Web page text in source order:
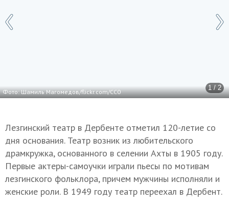
1 / 2
Фото: Шамиль Магомедов/flickr.com/CC0
Лезгинский театр в Дербенте отметил 120-летие со
дня основания. Театр возник из любительского
драмкружка, основанного в селении Ахты в 1905 году.
Первые актеры-самоучки играли пьесы по мотивам
лезгинского фольклора, причем мужчины исполняли и
женские роли. В 1949 году театр переехал в Дербент.